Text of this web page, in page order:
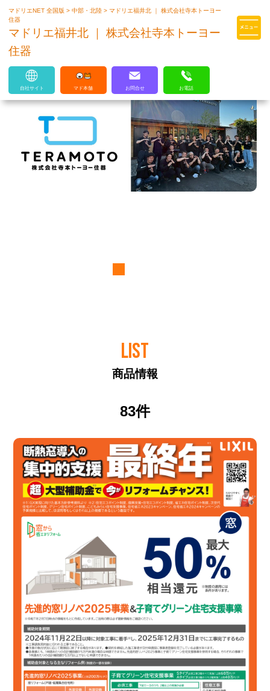
マドリエはLIXILの厳しい基準を
マドリエNET 全国版>中部・北陸>マドリエ福井北 ｜ 株式会社寺本トーヨー
住器
マドリエ福井北 ｜ 株式会社寺本トーヨー
住器
自社サイト マド本舗 お問合せ お電話
LIST
商品情報
83件